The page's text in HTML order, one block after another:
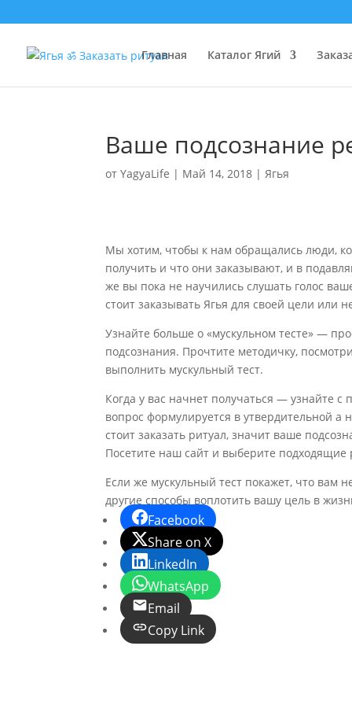
Главная Каталог Ягий
Ваше подсознание
отYagyaLife | Май 14, 2018 |Ягья
Мы хотим, чтобы к нам обращались люди,
получить и что они заказывают, и в
же вы пока не научились слушать голос
стоит заказывать Ягья для своей цели или
Узнайте больше о «мускульном тесте» —
подсознания. Прочтите методичку,
выполнить мускульный тест.
Когда у вас начнет получаться — узнайте
вопрос формулируется в утвердительной а
стоит заказать ритуал, значит ваше
Посетите наш сайт и выберите
Если же мускульный тест покажет, что вам
другие способы воплотить вашу цель в
Facebook
Share on X
LinkedIn
WhatsApp
Email
Copy Link